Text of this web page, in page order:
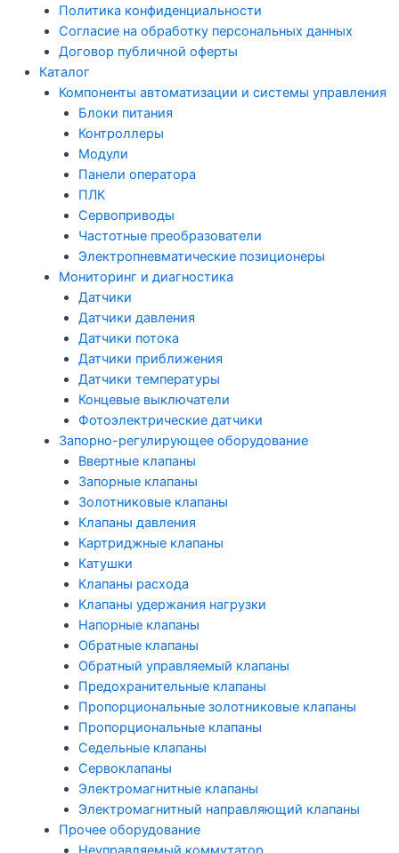
Политика конфиденциальности
Согласие на обработку персональных данных
Договор публичной оферты
Каталог
Компоненты автоматизации и системы управления
Блоки питания
Контроллеры
Модули
Панели оператора
ПЛК
Сервоприводы
Частотные преобразователи
Электропневматические позиционеры
Мониторинг и диагностика
Датчики
Датчики давления
Датчики потока
Датчики приближения
Датчики температуры
Концевые выключатели
Фотоэлектрические датчики
Запорно-регулирующее оборудование
Ввертные клапаны
Запорные клапаны
Золотниковые клапаны
Клапаны давления
Картриджные клапаны
Катушки
Клапаны расхода
Клапаны удержания нагрузки
Напорные клапаны
Обратные клапаны
Обратный управляемый клапаны
Предохранительные клапаны
Пропорциональные золотниковые клапаны
Пропорциональные клапаны
Седельные клапаны
Сервоклапаны
Электромагнитные клапаны
Электромагнитный направляющий клапаны
Прочее оборудование